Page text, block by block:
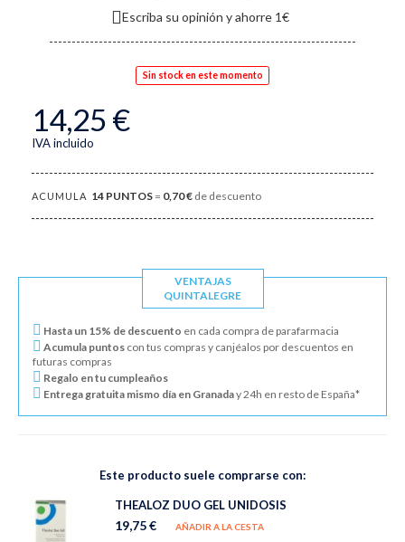
Escriba su opinión y ahorre 1€
Sin stock en este momento
14,25 €
IVA incluido
ACUMULA 14 PUNTOS = 0,70 € de descuento
VENTAJAS
QUINTALEGRE
Hasta un 15% de descuento en cada compra de parafarmacia
Acumula puntos con tus compras y canjéalos por descuentos en
futuras compras
Regalo en tu cumpleaños
Entrega gratuita mismo día en Granaday 24h en resto de España*
Este producto suele comprarse con:
THEALOZ DUO GEL UNIDOSIS
19,75 € AÑADIR A LA CESTA